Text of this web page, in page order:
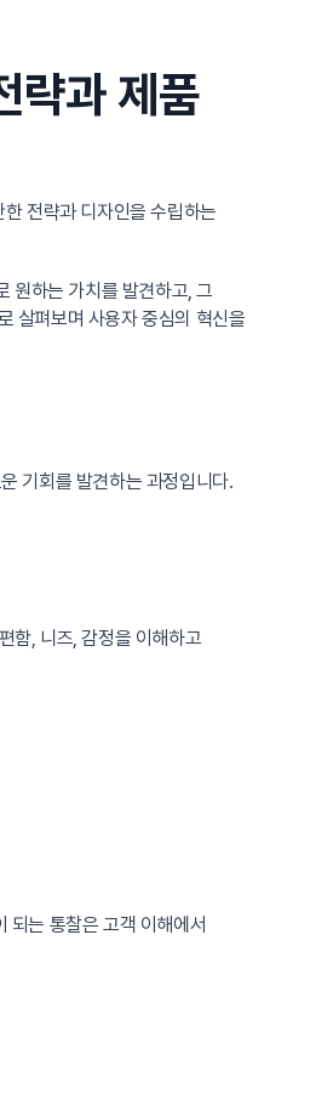
략과 제품
전략과 디자인을 수립하는
원하는 가치를 발견하고, 그
살펴보며 사용자 중심의 혁신을
기회를 발견하는 과정입니다.
함, 니즈, 감정을 이해하고
되는 통찰은 고객 이해에서